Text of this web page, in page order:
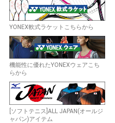
YONEX軟式ラケットこちらから
機能性に優れたYONEXウェアこち
らから
[ソフトテニス]ALL JAPAN(オールジ
ャパン)アイテム